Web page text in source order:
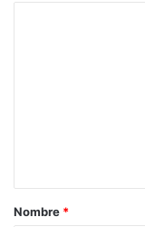
r
Nombre *